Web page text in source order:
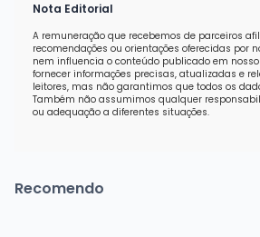
Nota Editorial
A remuneração que recebemos de parceiros
recomendações ou orientações oferecidas por
nem influencia o conteúdo publicado em
fornecer informações precisas, atualizadas e
leitores, mas não garantimos que todos os
Também não assumimos qualquer
ou adequação a diferentes situações.
Recomendo